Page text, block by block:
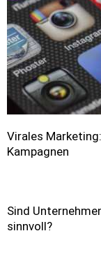
Virales
Kampagnen
Sind
sinnvoll?